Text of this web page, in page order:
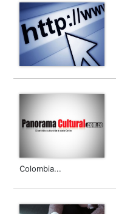
Colombia...